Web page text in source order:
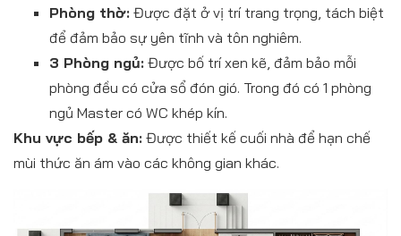
Phòng thờ: Được đặt ở vị trí trang trọng, tách biệt
để đảm bảo sự yên tĩnh và tôn nghiêm.
3 Phòng ngủ: Được bố trí xen kẽ, đảm bảo mỗi
phòng đều có cửa sổ đón gió. Trong đó có 1 phòng
ngủ Master có WC khép kín.
Khu vực bếp & ăn: Được thiết kế cuối nhà để hạn chế
mùi thức ăn ám vào các không gian khác.​